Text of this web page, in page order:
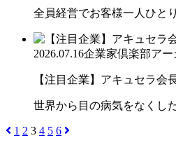
全員経営でお客様一人ひと
2026.07.16企業家倶楽部アー
【注目企業】アキュセラ会
世界から目の病気をなくし
1 2 3 4 5 6